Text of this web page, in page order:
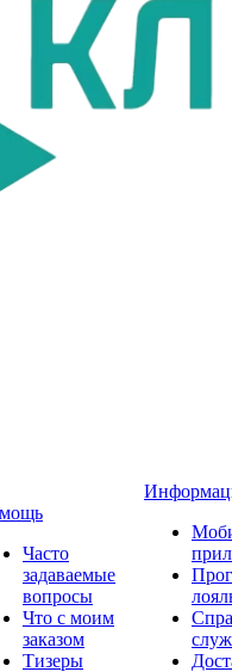
Часто
задаваемые
вопросы
Что с моим
заказом
Тизеры